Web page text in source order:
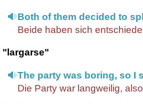
Both of them decided to
Beide haben sich
"largarse"
The party was boring, so I
Die Party war langweilig,